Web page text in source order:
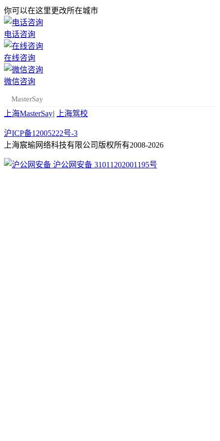
你可以在这里更改所在城市
电话咨询
在线咨询
微信咨询
MasterSay
上海MasterSay| 上海驾校
沪ICP备12005222号-3
上海宸瑜网络科技有限公司版权所有2008-2026
沪公网安备 31011202001195号